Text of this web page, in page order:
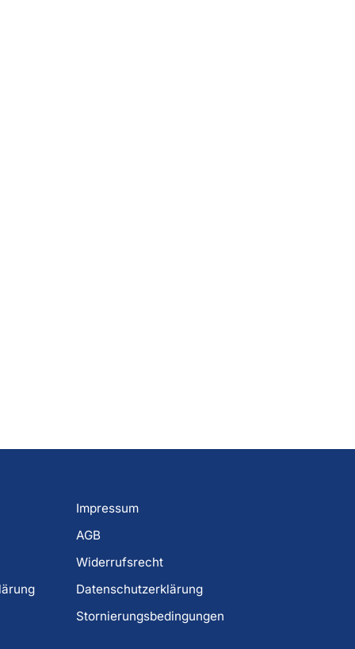
Impressum
AGB
Widerrufsrecht
Datenschutzerklärung
Stornierungsbedingungen